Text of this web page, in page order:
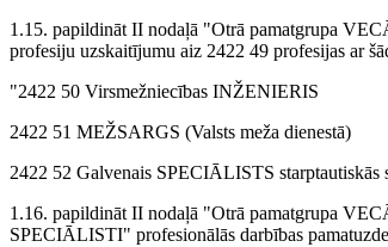
1.15. papildināt II nodaļā "Otrā pamatgrupa
profesiju uzskaitījumu aiz 2422 49 profesijas ar
"2422 50 Virsmežniecības INŽENIERIS
2422 51 MEŽSARGS (Valsts meža dienestā)
2422 52 Galvenais SPECIĀLISTS starptautiskās
1.16. papildināt II nodaļā "Otrā pamatgrupa
SPECIĀLISTI" profesionālās darbības